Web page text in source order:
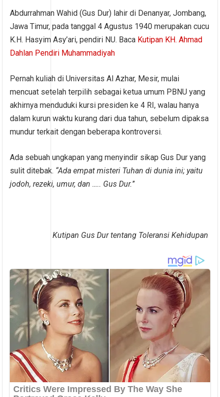
Abdurrahman Wahid (Gus Dur) lahir di Denanyar, Jombang,
Jawa Timur, pada tanggal 4 Agustus 1940 merupakan cucu
K.H. Hasyim Asy’ari, pendiri NU. Baca Kutipan KH. Ahmad
Dahlan Pendiri Muhammadiyah
Pernah kuliah di Universitas Al Azhar, Mesir, mulai
mencuat setelah terpilih sebagai ketua umum PBNU yang
akhirnya menduduki kursi presiden ke 4 RI, walau hanya
dalam kurun waktu kurang dari dua tahun, sebelum dipaksa
mundur terkait dengan beberapa kontroversi.
Ada sebuah ungkapan yang menyindir sikap Gus Dur yang
sulit ditebak. “Ada empat misteri Tuhan di dunia ini; yaitu
jodoh, rezeki, umur, dan ….. Gus Dur.”
Kutipan Gus Dur tentang Toleransi Kehidupan